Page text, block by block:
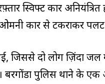
स्विफ्ट कार अनियंत्रित
कार से टकराकर पलट
दो लोग ज़िंदा जल
पुलिस थाने के एक